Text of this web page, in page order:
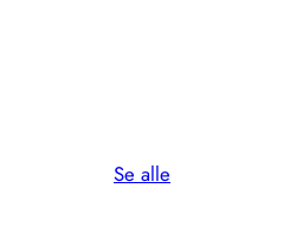
Se alle